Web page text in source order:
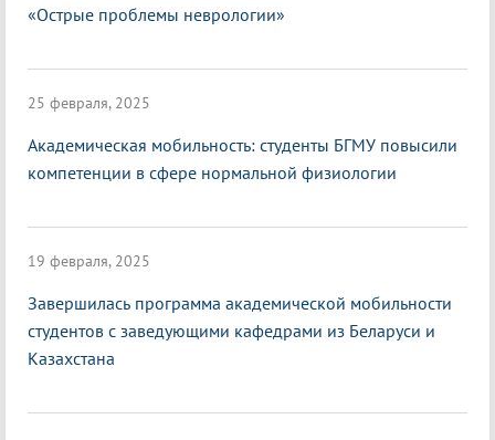
«Острые проблемы неврологии»
25 февраля, 2025
Академическая мобильность: студенты БГМУ повысили
компетенции в сфере нормальной физиологии
19 февраля, 2025
Завершилась программа академической мобильности
студентов с заведующими кафедрами из Беларуси и
Казахстана